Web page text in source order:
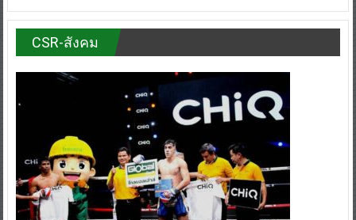
CSR-สังคม